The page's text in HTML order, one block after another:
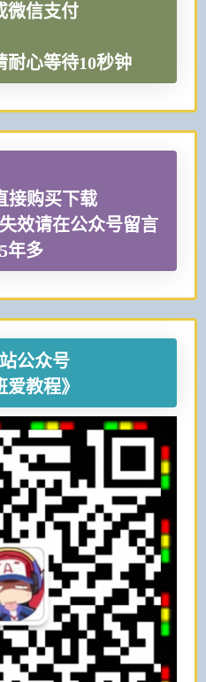
微信支付
心等待10秒钟
接购买下载
效请在公众号留言
年多
公众号
爱教程》